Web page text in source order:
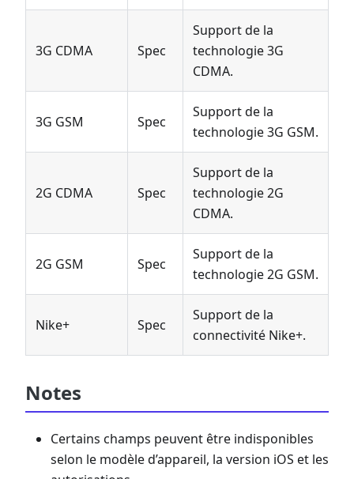
3G CDMA Spec
Support de la
technologie 3G
CDMA.
3G GSM Spec
Support de la
technologie 3G GSM.
2G CDMA Spec
Support de la
technologie 2G
CDMA.
2G GSM Spec
Support de la
technologie 2G GSM.
Nike+ Spec
Support de la
connectivité Nike+.
Notes
Certains champs peuvent être indisponibles
selon le modèle d’appareil, la version iOS et les